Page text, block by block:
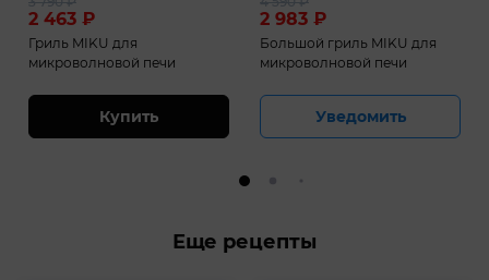
2 463 ₽
Гриль MIKU для
микроволновой печи
Купить
2 983 ₽
Большой гриль MIKU для
микроволновой печи
Уведомить
Еще рецепты